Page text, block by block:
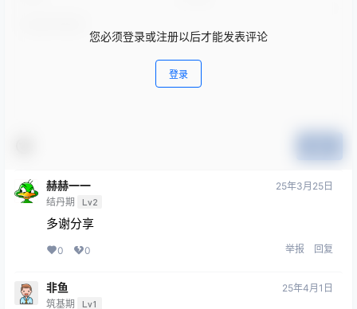
您必须登录或注册以后才能发表评论
登录
赫赫一一
结丹期 Lv2
25年3月25日
多谢分享
0 0 举报 回复
非鱼
筑基期 Lv1
25年4月1日